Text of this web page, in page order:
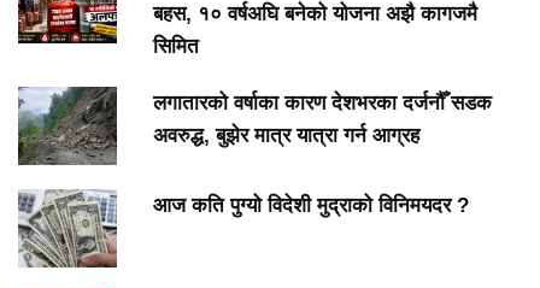
बहस, १० वर्षअघि बनेको योजना अझै कागजमै
सिमित
लगातारको वर्षाका कारण देशभरका दर्जनौँ सडक
अवरुद्ध, बुझेर मात्र यात्रा गर्न आग्रह
आज कति पुग्यो विदेशी मुद्राको विनिमयदर ?